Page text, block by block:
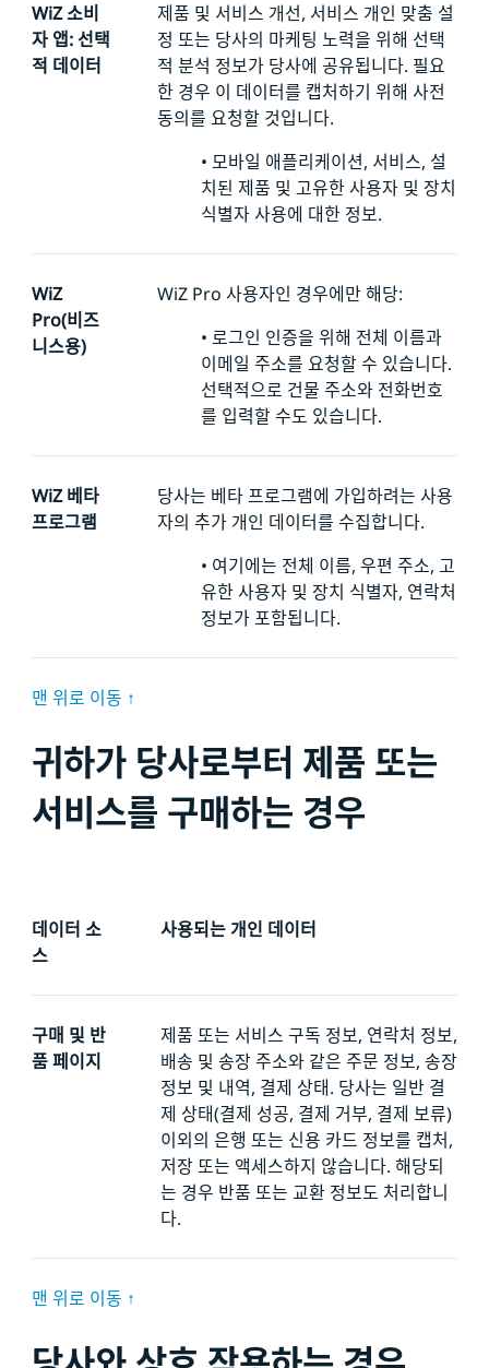
WiZ 소비
자 앱: 선택
적 데이터
제품 및 서비스 개선, 서비스 개인 맞춤 설
정 또는 당사의 마케팅 노력을 위해 선택
적 분석 정보가 당사에 공유됩니다. 필요
한 경우 이 데이터를 캡처하기 위해 사전
동의를 요청할 것입니다.
• 모바일 애플리케이션, 서비스, 설
치된 제품 및 고유한 사용자 및 장치
식별자 사용에 대한 정보.
WiZ
Pro(비즈
니스용)
WiZ Pro 사용자인 경우에만 해당:
• 로그인 인증을 위해 전체 이름과
이메일 주소를 요청할 수 있습니다.
선택적으로 건물 주소와 전화번호
를 입력할 수도 있습니다.
WiZ 베타
프로그램
당사는 베타 프로그램에 가입하려는 사용
자의 추가 개인 데이터를 수집합니다.
• 여기에는 전체 이름, 우편 주소, 고
유한 사용자 및 장치 식별자, 연락처
정보가 포함됩니다.
맨 위로 이동 ↑
귀하가 당사로부터 제품 또는
서비스를 구매하는 경우
데이터 소
스
사용되는 개인 데이터
구매 및 반
품 페이지
제품 또는 서비스 구독 정보, 연락처 정보,
배송 및 송장 주소와 같은 주문 정보, 송장
정보 및 내역, 결제 상태. 당사는 일반 결
제 상태(결제 성공, 결제 거부, 결제 보류)
이외의 은행 또는 신용 카드 정보를 캡처,
저장 또는 액세스하지 않습니다. 해당되
는 경우 반품 또는 교환 정보도 처리합니
다.
맨 위로 이동 ↑